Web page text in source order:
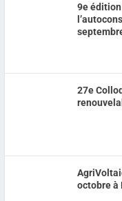
9e édition
27e
octobre à